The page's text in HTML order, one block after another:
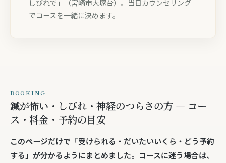
しびれで」（宮崎市大塚台）。当日カウンセリング
でコースを一緒に決めます。
BOOKING
鍼が怖い・しびれ・神経のつらさの方 — コー
ス・料金・予約の目安
このページだけで「受けられる・だいたいいくら・どう予約
する」が分かるようにまとめました。コースに迷う場合は、